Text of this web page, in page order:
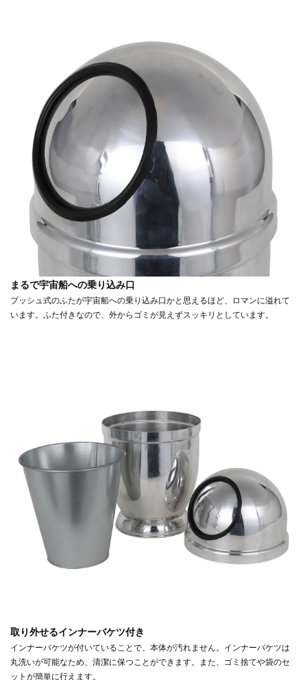
まるで宇宙船への乗り込み口
プッシュ式のふたが宇宙船への乗り込み口かと思えるほど、ロマンに溢れて
います。ふた付きなので、外からゴミが見えずスッキリとしています。
取り外せるインナーバケツ付き
インナーバケツが付いていることで、本体が汚れません。インナーバケツは
丸洗いが可能なため、清潔に保つことができます。また、ゴミ捨てや袋のセ
ットが簡単に行えます。